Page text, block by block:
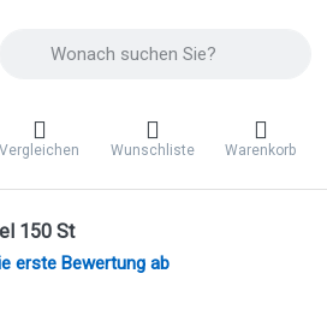
Vergleichen Wunschliste Warenkorb
150 St
erste Bewertung ab